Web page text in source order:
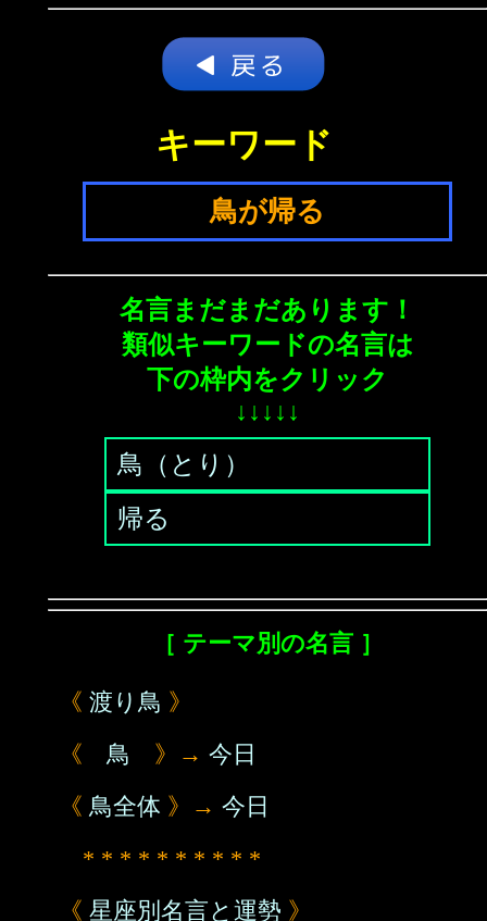
キーワード
鳥が帰る
名言まだまだあります！
類似キーワードの名言は
下の枠内をクリック
↓↓↓↓↓
鳥（とり）
帰る
［ テーマ別の名言 ］
《 渡り鳥 》
《 鳥 》→ 今日
《 鳥全体 》→ 今日
* * * * * * * * * *
《 星座別名言と運勢 》